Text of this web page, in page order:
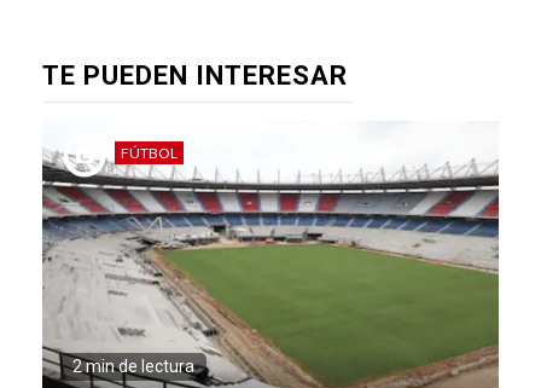
TE PUEDEN INTERESAR
FÚTBOL
2 min de lectura